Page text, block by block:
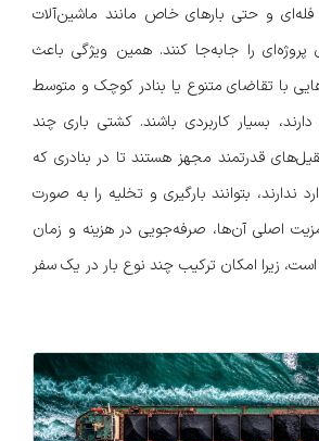
فله‌ای و حتی بارهای خاص مانند ماشین‌آلات
را جابه‌جا کنند. همین ویژگی باعث
با تقاضای متنوع یا بنادر کوچک و متوسط
بسیار کاربردی باشند. کشتی باری چند
قدرتمند مجهز هستند تا در بنادری که
ندارند، بتوانند بارگیری و تخلیه را به صورت
اصلی آن‌ها، صرفه‌جویی در هزینه و زمان
زیرا امکان ترکیب چند نوع بار در یک سفر